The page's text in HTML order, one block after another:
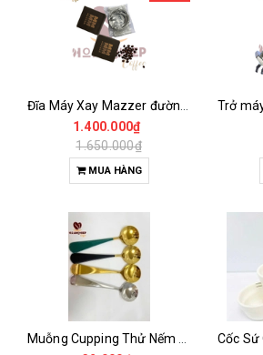
1.400.000₫
1.650.000₫
MUA HÀNG